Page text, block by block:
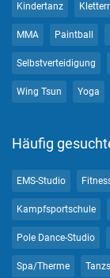
Kindertanz
MMA Paintball
Selbstverteidigung
Wing Tsun Yoga
Häufig
EMS-Studio
Kampfsportschule
Pole Dance-Studio
Spa/Therme